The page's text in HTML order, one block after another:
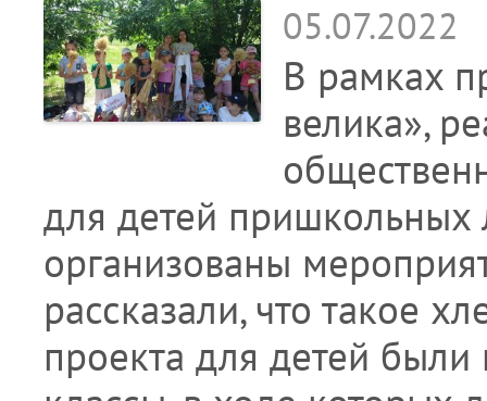
05.07.2022
В рамках
велика»,
для детей пришкольных
организованы
рассказали, что такое
проекта для детей